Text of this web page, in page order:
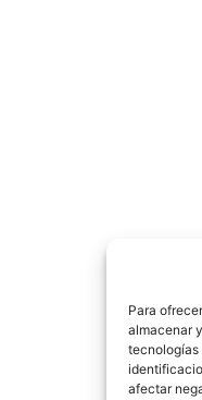
Para
almacenar
tecnologías
afectar